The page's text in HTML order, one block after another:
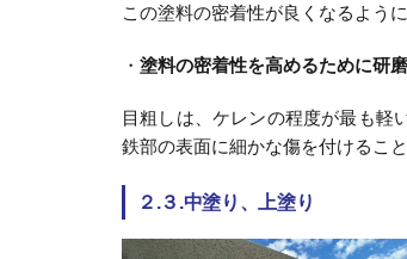
この塗料の密着性が良くなるよう
・ 塗料の密着性を高めるために研
目粗しは、ケレンの程度が最も軽
鉄部の表面に細かな傷を付けるこ
２.３.中塗り、上塗り